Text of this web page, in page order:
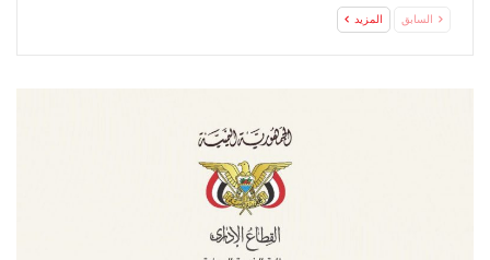
لهيروشيما
السابق المزيد